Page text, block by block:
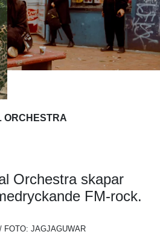
ORCHESTRA
Orchestra skapar
FM-rock.
/ FOTO: JAGJAGUWAR